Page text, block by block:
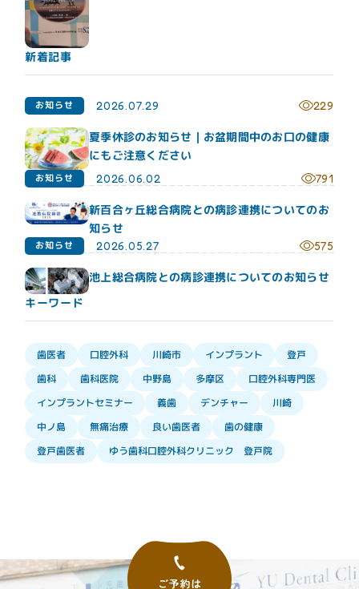
新着記事
お知らせ 2026.07.29 229
夏季休診のお知らせ｜お盆期間中のお口の健康
にもご注意ください
お知らせ 2026.06.02 791
新百合ヶ丘総合病院との病診連携についてのお
知らせ
お知らせ 2026.05.27 575
池上総合病院との病診連携についてのお知らせ
キーワード
歯医者 口腔外科 川崎市 インプラント
登戸
歯科
歯科医院 中野島 多摩区 口腔外科専門医
インプラントセミナー 義歯 デンチャー 川崎
中ノ島 無痛治療 良い歯医者 歯の健康
登戸歯医者 ゆう歯科口腔外科クリニック 登戸院